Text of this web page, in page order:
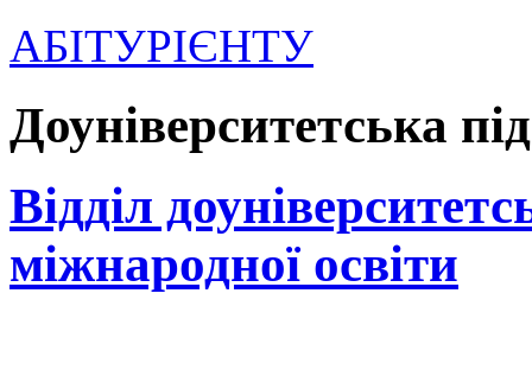
АБІТУРІЄНТУ
Доуніверситетська
Відділ
міжнародної освіти